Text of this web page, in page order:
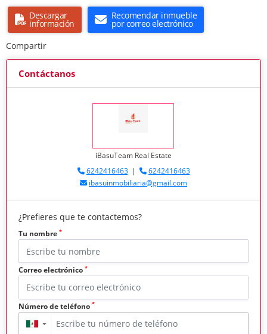
Descargar
información
Recomendar inmueble
por correo electrónico
Compartir
Contáctanos
iBasuTeam Real Estate
6242416463|
6242416463
ibasuinmobiliaria@gmail.com
¿Prefieres que te contactemos?
Tu nombre *
Correo electrónico *
Número de teléfono *
▼